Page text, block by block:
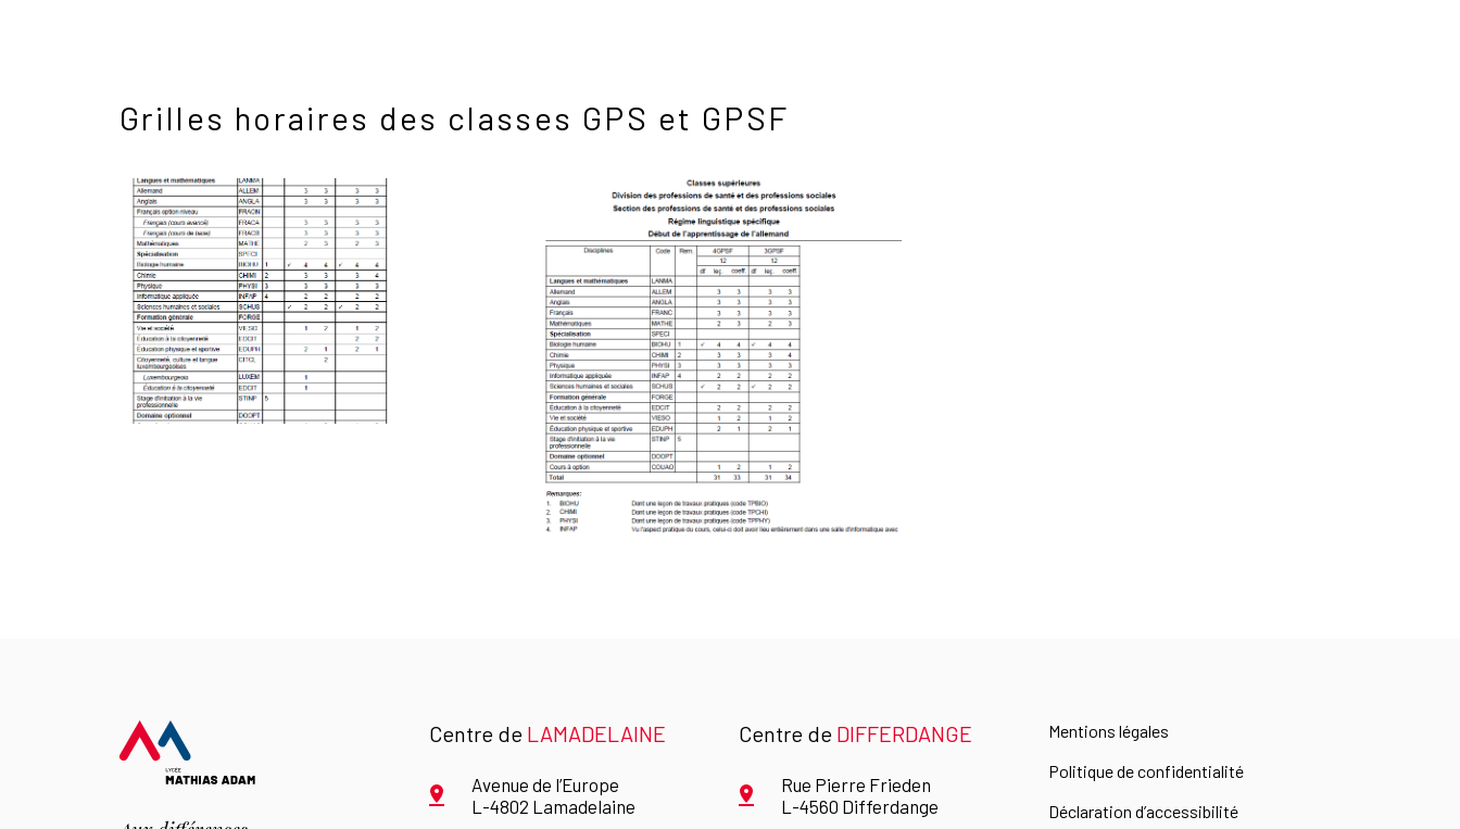
Grilles horaires des classes GPS et GPSF
Centre de LAMADELAINE
Avenue de l’Europe
L-4802 Lamadelaine
Centre de DIFFERDANGE
Rue Pierre Frieden
L-4560 Differdange
Mentions légales
Politique de confidentialité
Déclaration d’accessibilité